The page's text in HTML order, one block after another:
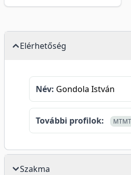
Elérhetőség
Név: Gondola István
További profilok: MTMT
Szakma